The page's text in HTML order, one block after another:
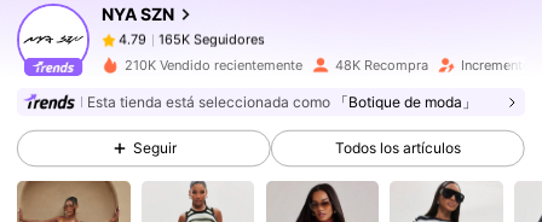
NYA SZN
4.79 165K Seguidores
165K Seguidores
4.79 165K Seguidores
210K Vendido recientemente 48K Recompra Incremento
Esta tienda está seleccionada como 「Botique de moda」
Seguir Todos los artículos